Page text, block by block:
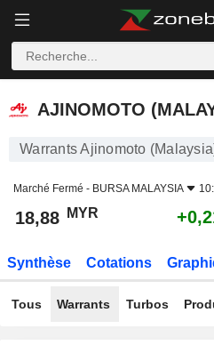
AJINOMOTO (MALAYSIA)
AJINOMOTO
Warrants Ajinomoto
Marché Fermé - BURSA MALAYSIA
18,88 MYR
Synthèse Cotations
Tous Warrants Turbos